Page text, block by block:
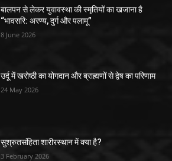
बालपन से लेकर युवावस्था की स्मृतियों का खजाना है
“भावसरि: अरण्य, दुर्ग और पलामू”
8 June 2026
उर्दू में खरोष्ठी का योगदान और ब्राह्मणों से द्वेष का परिणाम
24 May 2026
सुश्रुतसंहिता शारीरस्थान में क्या है?
3 February 2026